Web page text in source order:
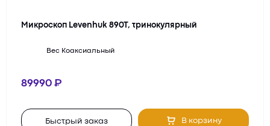
Микроскоп Levenhuk 890T, тринокулярный
Вес Коаксиальный
89990
Быстрый заказ В корзину